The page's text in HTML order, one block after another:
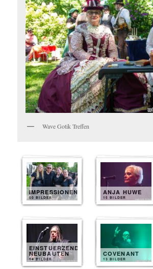
Wave Gotik Treffen
IMPRESSIONEN
50 BILDER
ANJA HUWE
15 BILDER
EINSTUERZENDE
NEUBAUTEN
14 BILDER
COVENANT
13 BILDER